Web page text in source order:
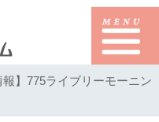
報】775ライブリーモーニン